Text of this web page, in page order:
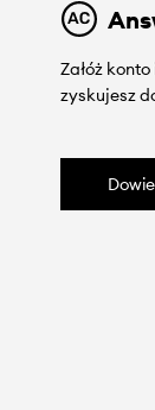
Załóż
zyskujesz